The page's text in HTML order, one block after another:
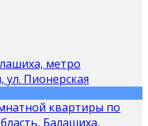
квартиры по
Балашиха,